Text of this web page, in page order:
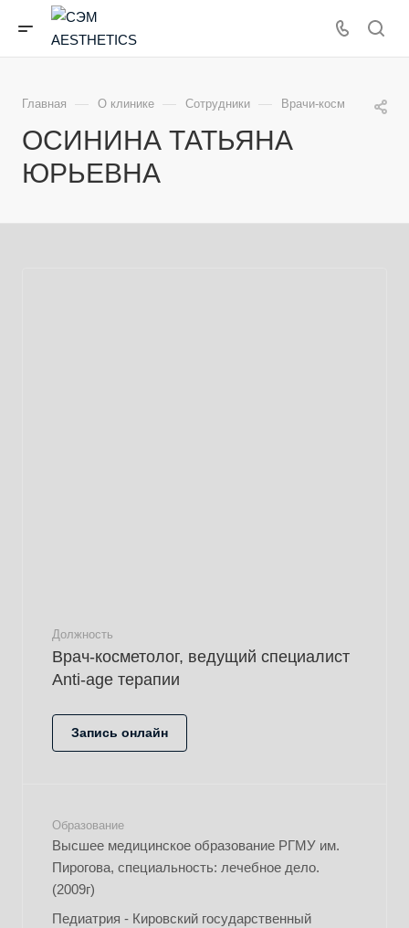
Главная — О клинике — Сотрудники — Врачи-косметологи
ОСИНИНА ТАТЬЯНА
ЮРЬЕВНА
Должность
Врач-косметолог, ведущий специалист
Anti-age терапии
Запись онлайн
Образование
Высшее медицинское образование РГМУ им.
Пирогова, специальность: лечебное дело.
(2009г)
Педиатрия - Кировский государственный